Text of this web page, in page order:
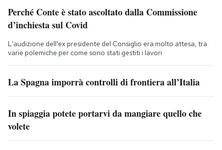
Perché Conte è stato ascoltato dalla Commissione
d’inchiesta sul Covid
L'audizione dell'ex presidente del Consiglio era molto attesa, tra
varie polemiche per come sono stati gestiti i lavori
La Spagna imporrà controlli di frontiera all’Italia
In spiaggia potete portarvi da mangiare quello che
volete